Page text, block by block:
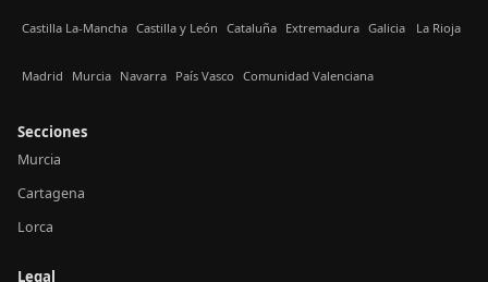
Castilla La-Mancha Castilla y León Cataluña Extremadura Galicia La Rioja
Madrid Murcia Navarra País Vasco Comunidad Valenciana
Secciones
Murcia
Cartagena
Lorca
Legal